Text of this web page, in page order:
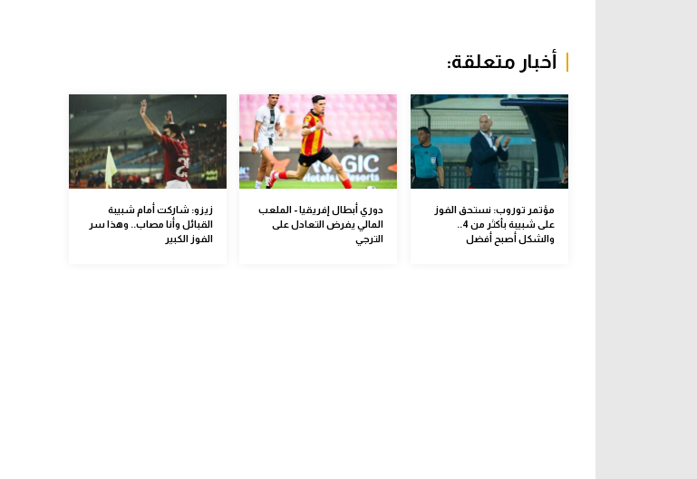
أخبار متعلقة:
مؤتمر توروب: نستحق الفوز
على شبيبة بأكثر من 4..
والشكل أصبح أفضل
دوري أبطال إفريقيا - الملعب
المالي يفرض التعادل على
الترجي
زيزو: شاركت أمام شبيبة
القبائل وأنا مصاب.. وهذا سر
الفوز الكبير